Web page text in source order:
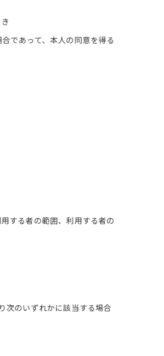
であって、本人の同意を得る
する者の範囲、利用する者の
次のいずれかに該当する場合